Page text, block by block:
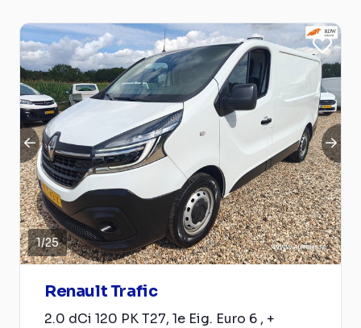
1/25
Renault Trafic
2.0 dCi 120 PK T27, 1e Eig. Euro 6 , +